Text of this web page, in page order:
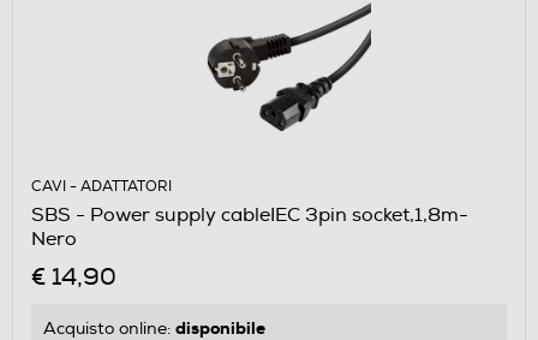
CAVI - ADATTATORI
SBS - Power supply cableIEC 3pin socket,1,8m-
Nero
€ 14,90
Acquisto online: disponibile